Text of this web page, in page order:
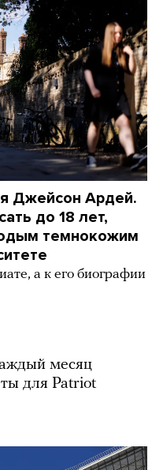
Джейсон Ардей.
до 18 лет,
темнокожим
а к его биографии
месяц
для Patriot